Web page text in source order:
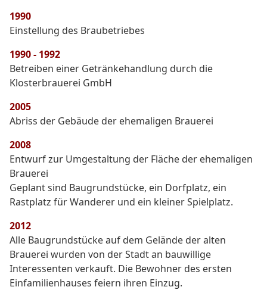
1990
Einstellung des Braubetriebes
1990 - 1992
Betreiben einer Getränkehandlung durch die
Klosterbrauerei GmbH
2005
Abriss der Gebäude der ehemaligen Brauerei
2008
Entwurf zur Umgestaltung der Fläche der ehemaligen
Brauerei
Geplant sind Baugrundstücke, ein Dorfplatz, ein
Rastplatz für Wanderer und ein kleiner Spielplatz.
2012
Alle Baugrundstücke auf dem Gelände der alten
Brauerei wurden von der Stadt an bauwillige
Interessenten verkauft. Die Bewohner des ersten
Einfamilienhauses feiern ihren Einzug.